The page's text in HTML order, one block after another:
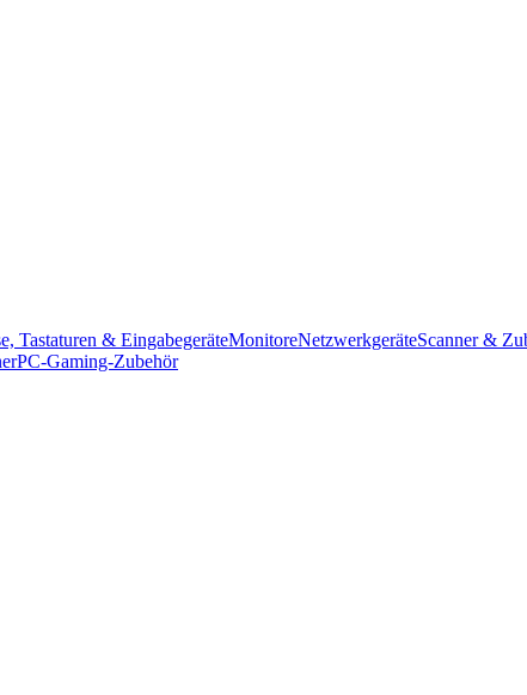
Tastaturen & EingabegeräteMonitoreNetzwerkgeräteScanner &
PC-Gaming-Zubehör